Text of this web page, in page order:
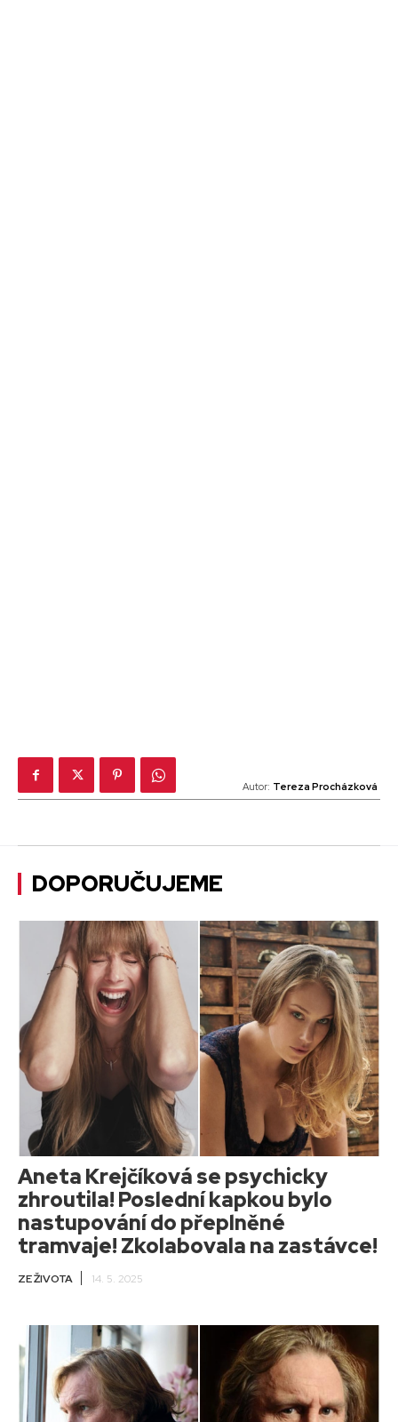
Autor: Tereza Procházková
DOPORUČUJEME
Aneta Krejčíková se psychicky
zhroutila! Poslední kapkou bylo
nastupování do přeplněné
tramvaje! Zkolabovala na zastávce!
ZE ŽIVOTA 14. 5. 2025